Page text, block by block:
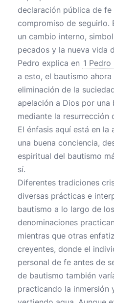
declaración pública de
compromiso de seguirlo.
un cambio interno,
pecados y la nueva vida
Pedro explica en 1 Pedro
a esto, el bautismo ahora
eliminación de la
apelación a Dios por una
mediante la resurrección
El énfasis aquí está en la
una buena conciencia,
espiritual del bautismo
sí.
Diferentes tradiciones
diversas prácticas e
bautismo a lo largo de
denominaciones
mientras que otras
creyentes, donde el
personal de fe antes de
de bautismo también
practicando la inmersión